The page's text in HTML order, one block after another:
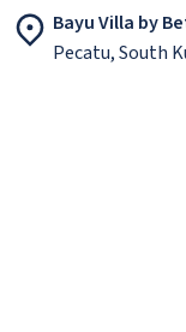
Bayu Villa by
Pecatu, South